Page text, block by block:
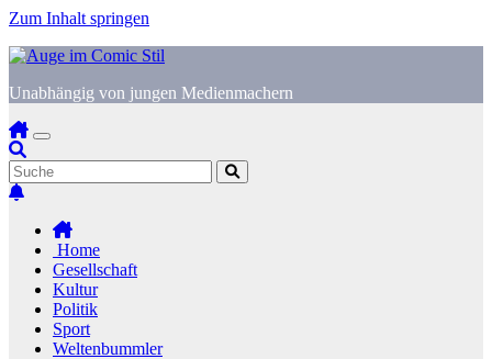
Zum Inhalt springen
Unabhängig von jungen Medienmachern
Home
Gesellschaft
Kultur
Politik
Sport
Weltenbummler